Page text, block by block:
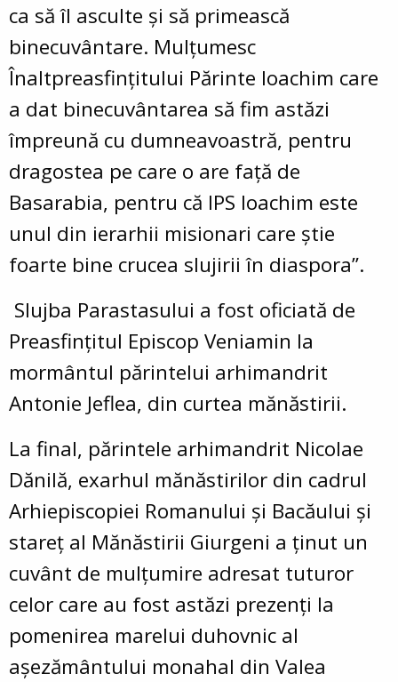
ca să îl asculte și să primească
binecuvântare. Mulțumesc
Înaltpreasfințitului Părinte Ioachim care
a dat binecuvântarea să fim astăzi
împreună cu dumneavoastră, pentru
dragostea pe care o are față de
Basarabia, pentru că IPS Ioachim este
unul din ierarhii misionari care știe
foarte bine crucea slujirii în diaspora”.
Slujba Parastasului a fost oficiată de
Preasfințitul Episcop Veniamin la
mormântul părintelui arhimandrit
Antonie Jeflea, din curtea mănăstirii.
La final, părintele arhimandrit Nicolae
Dănilă, exarhul mănăstirilor din cadrul
Arhiepiscopiei Romanului și Bacăului și
stareț al Mănăstirii Giurgeni a ținut un
cuvânt de mulțumire adresat tuturor
celor care au fost astăzi prezenți la
pomenirea marelui duhovnic al
așezământului monahal din Valea